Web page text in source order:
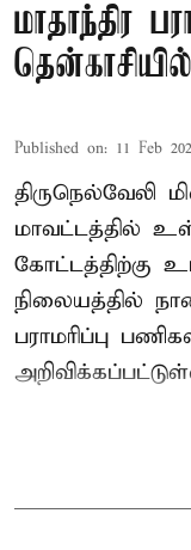
மாதாந்திர
Published on: 11 Feb
திருநெல்வேலி
மாவட்டத்தில்
கோட்டத்திற்கு
நிலையத்தில்
பராமரிப்பு